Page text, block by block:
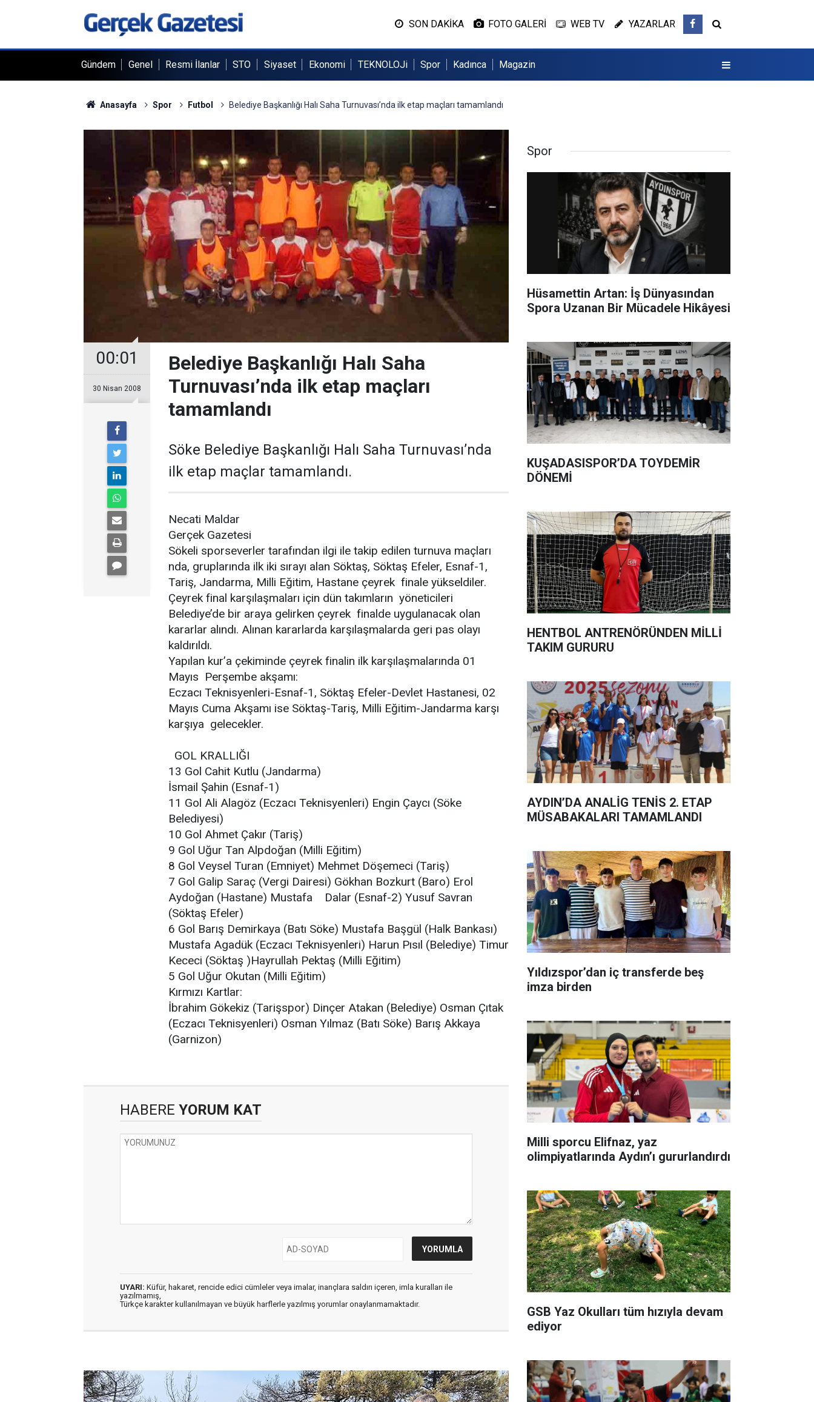
SON DAKİKA FOTO GALERİ WEB TV YAZARLAR
Gündem Genel Resmi İlanlar STO Siyaset Ekonomi TEKNOLOJi Spor Kadınca Magazin
Anasayfa Spor Futbol Belediye Başkanlığı Halı Saha Turnuvası’nda ilk etap maçları tamamlandı
00:01
30 Nisan 2008
Belediye Başkanlığı Halı Saha
Turnuvası’nda ilk etap maçları
tamamlandı
Söke Belediye Başkanlığı Halı Saha Turnuvası’nda
ilk etap maçlar tamamlandı.
Necati Maldar
Gerçek Gazetesi
Sökeli sporseverler tarafından ilgi ile takip edilen turnuva maçları
nda, gruplarında ilk iki sırayı alan Söktaş, Söktaş Efeler, Esnaf-1,
Tariş, Jandarma, Milli Eğitim, Hastane çeyrek finale yükseldiler.
Çeyrek final karşılaşmaları için dün takımların yöneticileri
Belediye’de bir araya gelirken çeyrek finalde uygulanacak olan
kararlar alındı. Alınan kararlarda karşılaşmalarda geri pas olayı
kaldırıldı.
Yapılan kur’a çekiminde çeyrek finalin ilk karşılaşmalarında 01
Mayıs Perşembe akşamı:
Eczacı Teknisyenleri-Esnaf-1, Söktaş Efeler-Devlet Hastanesi, 02
Mayıs Cuma Akşamı ise Söktaş-Tariş, Milli Eğitim-Jandarma karşı
karşıya gelecekler.
GOL KRALLIĞI
13 Gol Cahit Kutlu (Jandarma)
İsmail Şahin (Esnaf-1)
11 Gol Ali Alagöz (Eczacı Teknisyenleri) Engin Çaycı (Söke
Belediyesi)
10 Gol Ahmet Çakır (Tariş)
9 Gol Uğur Tan Alpdoğan (Milli Eğitim)
8 Gol Veysel Turan (Emniyet) Mehmet Döşemeci (Tariş)
7 Gol Galip Saraç (Vergi Dairesi) Gökhan Bozkurt (Baro) Erol
Aydoğan (Hastane) Mustafa Dalar (Esnaf-2) Yusuf Savran
(Söktaş Efeler)
6 Gol Barış Demirkaya (Batı Söke) Mustafa Başgül (Halk Bankası)
Mustafa Agadük (Eczacı Teknisyenleri) Harun Pısıl (Belediye) Timur
Kececi (Söktaş )Hayrullah Pektaş (Milli Eğitim)
5 Gol Uğur Okutan (Milli Eğitim)
Kırmızı Kartlar:
İbrahim Gökekiz (Tarişspor) Dinçer Atakan (Belediye) Osman Çıtak
(Eczacı Teknisyenleri) Osman Yılmaz (Batı Söke) Barış Akkaya
(Garnizon)
HABERE YORUM KAT
UYARI: Küfür, hakaret, rencide edici cümleler veya imalar, inançlara saldırı içeren, imla kuralları ile
yazılmamış,
Türkçe karakter kullanılmayan ve büyük harflerle yazılmış yorumlar onaylanmamaktadır.
Spor
Hüsamettin Artan: İş Dünyasından
Spora Uzanan Bir Mücadele Hikâyesi
KUŞADASISPOR’DA TOYDEMİR
DÖNEMİ
HENTBOL ANTRENÖRÜNDEN MİLLİ
TAKIM GURURU
AYDIN’DA ANALİG TENİS 2. ETAP
MÜSABAKALARI TAMAMLANDI
Yıldızspor’dan iç transferde beş
imza birden
Milli sporcu Elifnaz, yaz
olimpiyatlarında Aydın’ı gururlandırdı
GSB Yaz Okulları tüm hızıyla devam
ediyor